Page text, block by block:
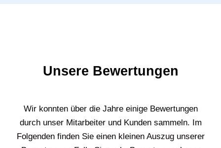
Unsere Bewertungen
Wir konnten über die Jahre einige Bewertungen
durch unser Mitarbeiter und Kunden sammeln. Im
Folgenden finden Sie einen kleinen Auszug unserer